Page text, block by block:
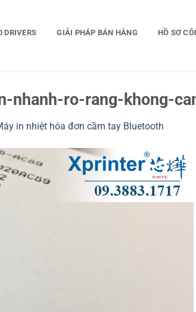
DRIVERS GIẢI PHÁP BÁN HÀNG HỒ SƠ
nhanh-ro-rang-khong-
in nhiệt hóa đơn cầm tay Bluetooth